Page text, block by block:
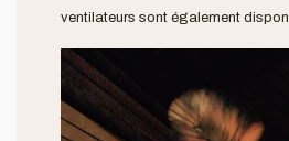
ventilateurs sont également